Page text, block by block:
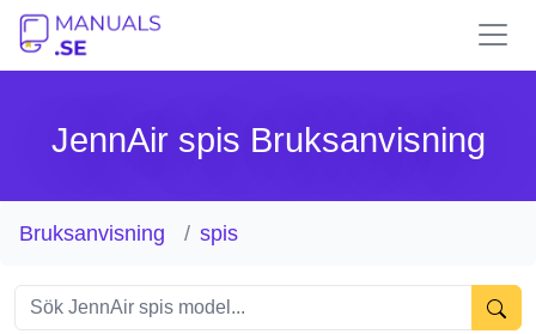
JennAir spis Bruksanvisning
Bruksanvisning spis